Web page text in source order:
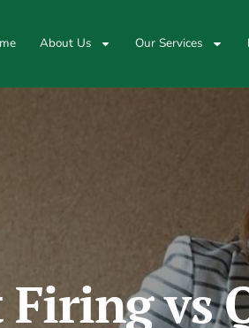
About Us Our Services
Firing vs